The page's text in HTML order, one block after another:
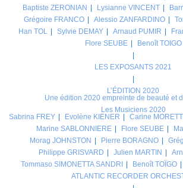
Baptiste ZERONIAN
Lysianne VINCENT
Grégoire FRANCO
Alessio ZANFARDINO
Han TOL
Sylvie DEMAY Arnaud PUMIR
Flore SEUBE
Benoît TOIGO
LES EXPOSANTS 2021
L’ÉDITION 2020
Une édition 2020 empreinte de beauté et
Les Musiciens 2020
Sabrina FREY
Evolène KIENER Carine
Marine SABLONNIERE
Flore SEUBE
Morag JOHNSTON
Pierre BORAGNO
Philippe GRISVARD
Julien MARTIN
Tommaso SIMONETTA SANDRI
Benoît TOÏGO
ATLANTIC RECORDER